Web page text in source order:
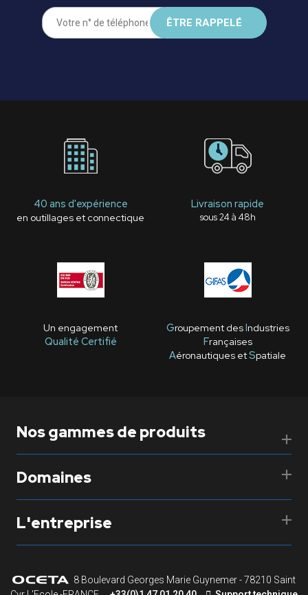
40 ans d'expérience
en outillages et connectique
Livraison rapide
sous 24 à 48h
Un engagement
Qualité Certifié
Groupement desIndustries
Françaises
Aéronautiques etSpatiale
Nos gammes de produits
Domaines
L'entreprise
8 Boulevard Georges Marie Guynemer - 78210 Saint